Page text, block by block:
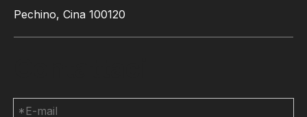
Pechino, Cina 100120